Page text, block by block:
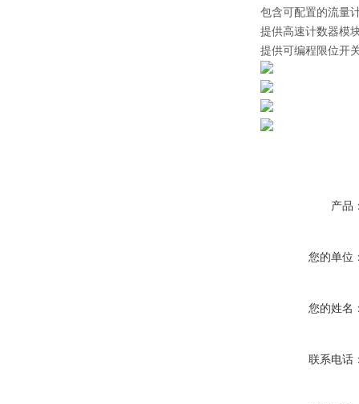
包含可配置的流量
提供高速计数器模
提供可编程限位开
产品
您的单位
您的姓名
联系电话